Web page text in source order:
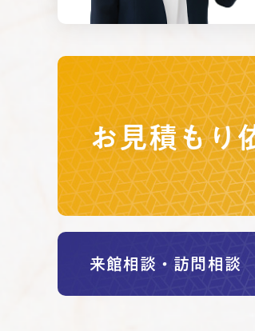
お見積もり
来館相談・訪問相談